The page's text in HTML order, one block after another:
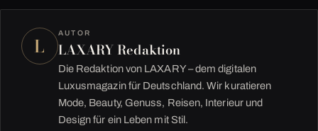
L AUTOR
LAXARY Redaktion
Die Redaktion von LAXARY – dem digitalen
Luxusmagazin für Deutschland. Wir kuratieren
Mode, Beauty, Genuss, Reisen, Interieur und
Design für ein Leben mit Stil.